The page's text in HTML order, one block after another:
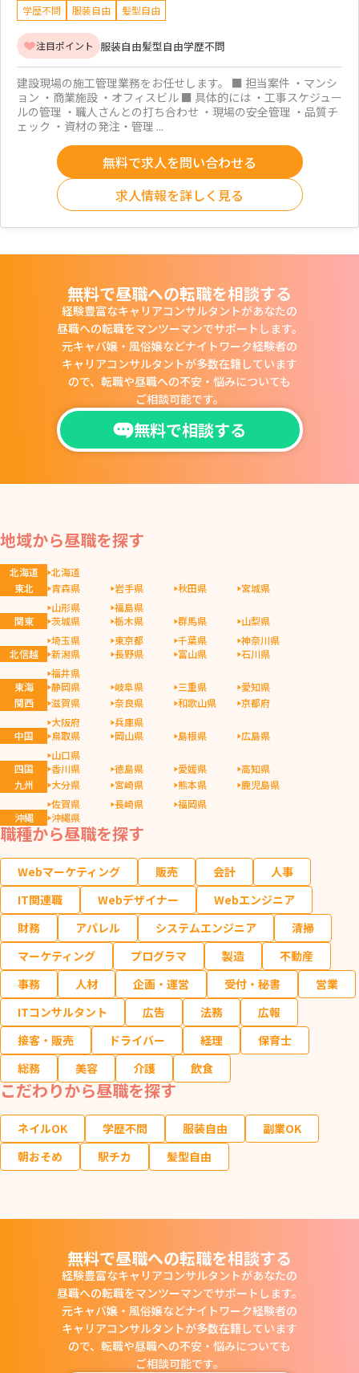
学歴不問 服装自由 髪型自由
注目ポイント 服装自由髪型自由学歴不問
建設現場の施工管理業務をお任せします。 ■ 担当案件 ・マンシ
ョン ・商業施設 ・オフィスビル ■ 具体的には ・工事スケジュー
ルの管理 ・職人さんとの打ち合わせ ・現場の安全管理 ・品質チ
ェック ・資材の発注・管理 ...
無料で求人を問い合わせる
求人情報を詳しく見る
無料で昼職への転職を相談する
経験豊富なキャリアコンサルタントがあなたの
昼職への転職をマンツーマンでサポートします。
元キャバ嬢・風俗嬢などナイトワーク経験者の
キャリアコンサルタントが多数在籍しています
ので、 転職や昼職への不安・悩みについても
ご相談可能です。
無料で相談する
地域から昼職を探す
北海道
北海道
東北
青森県 岩手県 秋田県
宮城県
山形県
福島県
関東
茨城県 栃木県 群馬県
山梨県
埼玉県
東京都 千葉県
神奈川県
北信越
新潟県 長野県 富山県
石川県
福井県
東海
静岡県 岐阜県 三重県
愛知県
関西
滋賀県 奈良県 和歌山県
京都府
大阪府
兵庫県
中国
鳥取県 岡山県 島根県
広島県
山口県
四国
香川県 徳島県 愛媛県
高知県
九州
大分県 宮崎県 熊本県
鹿児島県
佐賀県
長崎県
福岡県
沖縄
沖縄県
職種から昼職を探す
Webマーケティング 販売 会計
人事
IT関連職
Webデザイナー
Webエンジニア
財務
アパレル システムエンジニア
清掃
マーケティング
プログラマ 製造
不動産
事務
人材 企画・運営 受付・秘書
営業
ITコンサルタント
広告 法務
広報
接客・販売
ドライバー 経理
保育士
総務
美容 介護 飲食
こだわりから昼職を探す
ネイルOK 学歴不問 服装自由
副業OK
朝おそめ
駅チカ 髪型自由
無料で昼職への転職を相談する
経験豊富なキャリアコンサルタントがあなたの
昼職への転職をマンツーマンでサポートします。
元キャバ嬢・風俗嬢などナイトワーク経験者の
キャリアコンサルタントが多数在籍しています
ので、 転職や昼職への不安・悩みについても
ご相談可能です。